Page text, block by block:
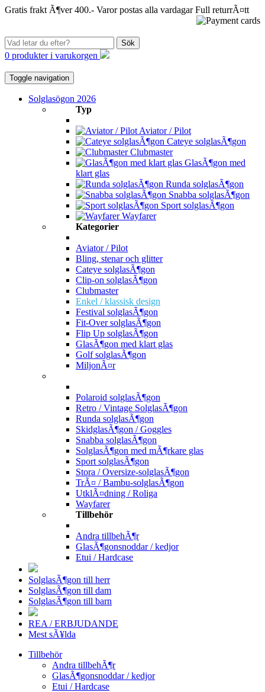
Gratis frakt Ã¶ver 400.- Varor postas alla vardagar Full returrÃ¤tt
Sök
0 produkter i varukorgen
Toggle navigation
Solglasögon 2026
Typ
Aviator / Pilot
Cateye solglasÃ¶gon
Clubmaster
GlasÃ¶gon med
klart glas
Runda solglasÃ¶gon
Snabba solglasÃ¶gon
Sport solglasÃ¶gon
Wayfarer
Kategorier
Aviator / Pilot
Bling, stenar och glitter
Cateye solglasÃ¶gon
Clip-on solglasÃ¶gon
Clubmaster
Enkel / klassisk design
Festival solglasÃ¶gon
Fit-Over solglasÃ¶gon
Flip Up solglasÃ¶gon
GlasÃ¶gon med klart glas
Golf solglasÃ¶gon
MiljonÃ¤r
Polaroid solglasÃ¶gon
Retro / Vintage SolglasÃ¶gon
Runda solglasÃ¶gon
SkidglasÃ¶gon / Goggles
Snabba solglasÃ¶gon
SolglasÃ¶gon med mÃ¶rkare glas
Sport solglasÃ¶gon
Stora / Oversize-solglasÃ¶gon
TrÃ¤ / Bambu-solglasÃ¶gon
UtklÃ¤dning / Roliga
Wayfarer
Tillbehör
Andra tillbehÃ¶r
GlasÃ¶gonsnoddar / kedjor
Etui / Hardcase
SolglasÃ¶gon till herr
SolglasÃ¶gon till dam
SolglasÃ¶gon till barn
REA / ERBJUDANDE
Mest sÃ¥lda
Tillbehör
Andra tillbehÃ¶r
GlasÃ¶gonsnoddar / kedjor
Etui / Hardcase